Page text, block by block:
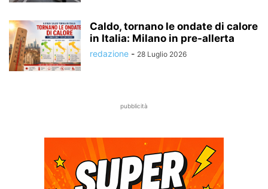
Caldo, tornano le ondate di calore
in Italia: Milano in pre-allerta
redazione - 28 Luglio 2026
pubblicità